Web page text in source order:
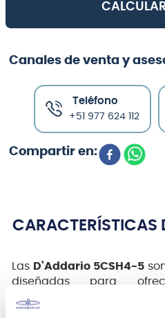
Canales de venta y
Teléfono
+51 977 624 112
CARACTERÍSTICAS
Las D'Addario 5CSH4-5
diseñadas para
excepcional y durabilidad.
DuraGrip de D'Addario,